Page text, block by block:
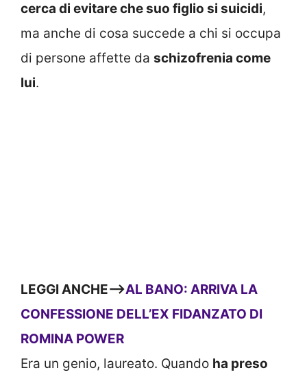
cerca di evitare che suo figlio si suicidi,
ma anche di cosa succede a chi si occupa
di persone affette da schizofrenia come
lui.
LEGGI ANCHE—>AL BANO: ARRIVA LA
CONFESSIONE DELL’EX FIDANZATO DI
ROMINA POWER
Era un genio, laureato. Quando ha preso